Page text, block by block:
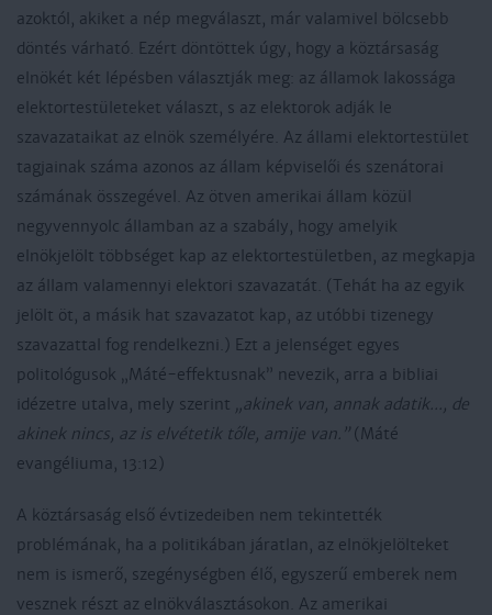
azoktól, akiket a nép megválaszt, már valamivel bölcsebb
döntés várható. Ezért döntöttek úgy, hogy a köztársaság
elnökét két lépésben választják meg: az államok lakossága
elektortestületeket választ, s az elektorok adják le
szavazataikat az elnök személyére. Az állami elektortestület
tagjainak száma azonos az állam képviselői és szenátorai
számának összegével. Az ötven amerikai állam közül
negyvennyolc államban az a szabály, hogy amelyik
elnökjelölt többséget kap az elektortestületben, az megkapja
az állam valamennyi elektori szavazatát. (Tehát ha az egyik
jelölt öt, a másik hat szavazatot kap, az utóbbi tizenegy
szavazattal fog rendelkezni.) Ezt a jelenséget egyes
politológusok „Máté-effektusnak” nevezik, arra a bibliai
idézetre utalva, mely szerint „akinek van, annak adatik..., de
akinek nincs, az is elvétetik tőle, amije van.”(Máté
evangéliuma, 13:12)
A köztársaság első évtizedeiben nem tekintették
problémának, ha a politikában járatlan, az elnökjelölteket
nem is ismerő, szegénységben élő, egyszerű emberek nem
vesznek részt az elnökválasztásokon. Az amerikai